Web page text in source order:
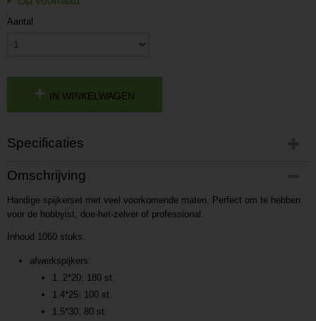
Aantal
IN WINKELWAGEN
Specificaties
Productcode
P201802151423
Productcode leverancier
L201802151423
Omschrijving
Handige spijkerset met veel voorkomende maten. Perfect om te hebben
voor de hobbyist, doe-het-zelver of professional.
Inhoud 1060 stuks.
afwerkspijkers:
1. 2*20: 180 st.
1.4*25: 100 st.
1.5*30: 80 st.